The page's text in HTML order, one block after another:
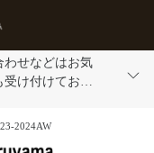
わせなどはお気
受け付けており
2024AW